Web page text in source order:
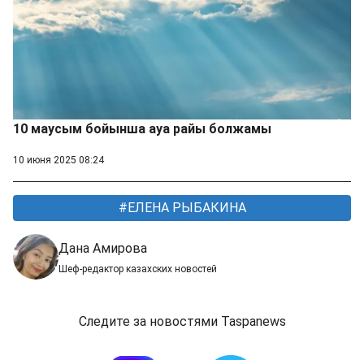
10 маусым бойынша ауа райы болжамы
10 июня 2025 08:24
ЕЛЕНА РЫБАКИНА
Дана Амирова
Шеф-редактор казахских новостей
Следите за новостями Taspanews